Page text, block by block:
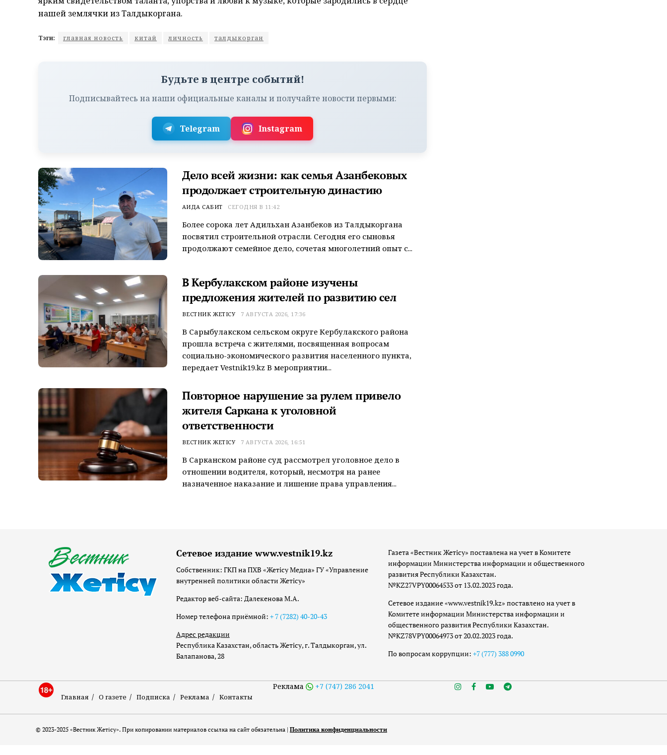
нашей землячки из Талдыкоргана.
Тэги: главная новость китай личность талдыкорган
Будьте в центре событий!
Подписывайтесь на наши официальные каналы и получайте новости первыми:
Telegram Instagram
Дело всей жизни: как семья Азанбековых
продолжает строительную династию
АИДА САБИТ СЕГОДНЯ В 11:42
Более сорока лет Адильхан Азанбеков из Талдыкоргана
посвятил строительной отрасли. Сегодня его сыновья
продолжают семейное дело, сочетая многолетний опыт с...
В Кербулакском районе изучены
предложения жителей по развитию сел
ВЕСТНИК ЖЕТІСУ 7 АВГУСТА 2026, 17:36
В Сарыбулакском сельском округе Кербулакского района
прошла встреча с жителями, посвященная вопросам
социально-экономического развития населенного пункта,
передает Vestnik19.kz В мероприятии...
Повторное нарушение за рулем привело
жителя Саркана к уголовной
ответственности
ВЕСТНИК ЖЕТІСУ 7 АВГУСТА 2026, 16:51
В Сарканском районе суд рассмотрел уголовное дело в
отношении водителя, который, несмотря на ранее
назначенное наказание и лишение права управления...
Сетевое издание www.vestnik19.kz
Собственник: ГКП на ПХВ «Жетісу Медиа» ГУ «Управление
внутренней политики области Жетісу»
Редактор веб-сайта: Далекенова М.А.
Номер телефона приёмной: + 7 (7282) 40-20-43
Адрес редакции
Республика Казахстан, область Жетісу, г. Талдыкорган, ул.
Балапанова, 28
Газета «Вестник Жетісу» поставлена на учет в Комитете
информации Министерства информации и общественного
развития Республики Казахстан.
№KZ27VPY00064533 от 13.02.2023 года.
Сетевое издание «www.vestnik19.kz» поставлено на учет в
Комитете информации Министерства информации и
общественного развития Республики Казахстан.
№KZ78VPY00064973 от 20.02.2023 года.
По вопросам коррупции: +7 (777) 388 0990
Главная О газете Подписка Реклама Контакты
Реклама +7 (747) 286 2041
© 2023-2025 «Вестник Жетісу». При копировании материалов ссылка на сайт обязательна | Политика конфиденциальности